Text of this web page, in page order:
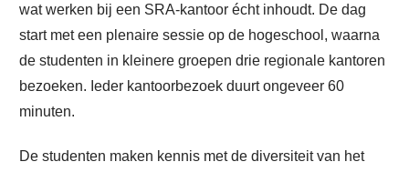
wat werken bij een SRA-kantoor écht inhoudt. De dag
start met een plenaire sessie op de hogeschool, waarna
de studenten in kleinere groepen drie regionale kantoren
bezoeken. Ieder kantoorbezoek duurt ongeveer 60
minuten.
De studenten maken kennis met de diversiteit van het